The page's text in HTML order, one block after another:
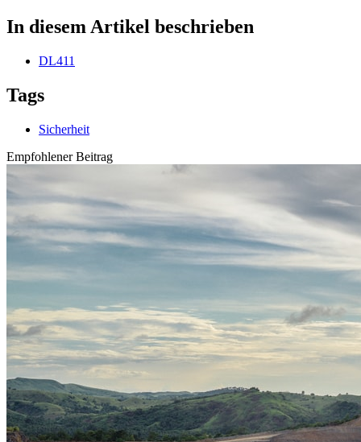
In diesem Artikel beschrieben
DL411
Tags
Sicherheit
Empfohlener Beitrag